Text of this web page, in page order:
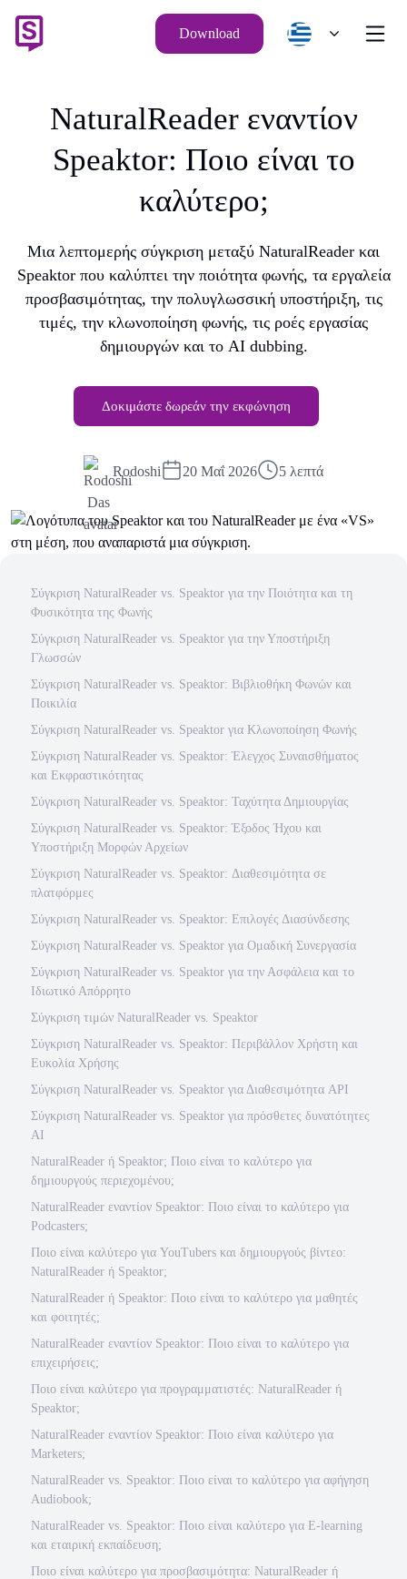
Download
NaturalReader εναντίον
Speaktor: Ποιο είναι το
καλύτερο;
Μια λεπτομερής σύγκριση μεταξύ NaturalReader και
Speaktor που καλύπτει την ποιότητα φωνής, τα εργαλεία
προσβασιμότητας, την πολυγλωσσική υποστήριξη, τις
τιμές, την κλωνοποίηση φωνής, τις ροές εργασίας
δημιουργών και το AI dubbing.
Δοκιμάστε δωρεάν την εκφώνηση
Rodoshi 20 Μαΐ 2026 5 λεπτά
Σύγκριση NaturalReader vs. Speaktor για την Ποιότητα και τη
Φυσικότητα της Φωνής
Σύγκριση NaturalReader vs. Speaktor για την Υποστήριξη
Γλωσσών
Σύγκριση NaturalReader vs. Speaktor: Βιβλιοθήκη Φωνών και
Ποικιλία
Σύγκριση NaturalReader vs. Speaktor για Κλωνοποίηση Φωνής
Σύγκριση NaturalReader vs. Speaktor: Έλεγχος Συναισθήματος
και Εκφραστικότητας
Σύγκριση NaturalReader vs. Speaktor: Ταχύτητα Δημιουργίας
Σύγκριση NaturalReader vs. Speaktor: Έξοδος Ήχου και
Υποστήριξη Μορφών Αρχείων
Σύγκριση NaturalReader vs. Speaktor: Διαθεσιμότητα σε
πλατφόρμες
Σύγκριση NaturalReader vs. Speaktor: Επιλογές Διασύνδεσης
Σύγκριση NaturalReader vs. Speaktor για Ομαδική Συνεργασία
Σύγκριση NaturalReader vs. Speaktor για την Ασφάλεια και το
Ιδιωτικό Απόρρητο
Σύγκριση τιμών NaturalReader vs. Speaktor
Σύγκριση NaturalReader vs. Speaktor: Περιβάλλον Χρήστη και
Ευκολία Χρήσης
Σύγκριση NaturalReader vs. Speaktor για Διαθεσιμότητα API
Σύγκριση NaturalReader vs. Speaktor για πρόσθετες δυνατότητες
AI
NaturalReader ή Speaktor; Ποιο είναι το καλύτερο για
δημιουργούς περιεχομένου;
NaturalReader εναντίον Speaktor: Ποιο είναι το καλύτερο για
Podcasters;
Ποιο είναι καλύτερο για YouTubers και δημιουργούς βίντεο:
NaturalReader ή Speaktor;
NaturalReader ή Speaktor: Ποιο είναι το καλύτερο για μαθητές
και φοιτητές;
NaturalReader εναντίον Speaktor: Ποιο είναι το καλύτερο για
επιχειρήσεις;
Ποιο είναι καλύτερο για προγραμματιστές: NaturalReader ή
Speaktor;
NaturalReader εναντίον Speaktor: Ποιο είναι καλύτερο για
Marketers;
NaturalReader vs. Speaktor: Ποιο είναι το καλύτερο για αφήγηση
Audiobook;
NaturalReader vs. Speaktor: Ποιο είναι καλύτερο για E-learning
και εταιρική εκπαίδευση;
Ποιο είναι καλύτερο για προσβασιμότητα: NaturalReader ή